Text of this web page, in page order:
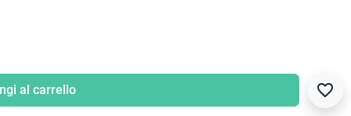
al carrello favorite_border